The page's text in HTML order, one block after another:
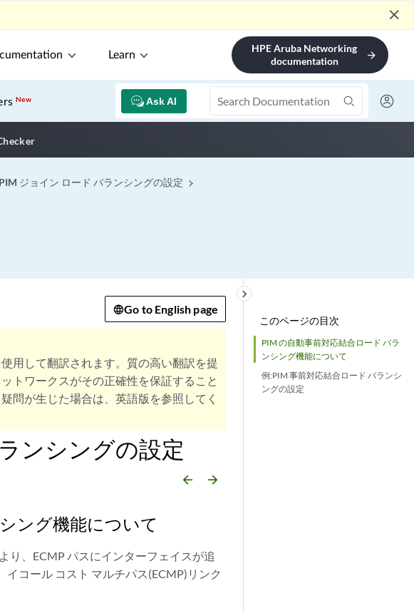
close
Learn
HPE Aruba Networking
documentation
arrow_forward
Ask AI
New
PIM ジョイン ロード バランシングの設定
このページの目次
PIM の自動事前対応結合ロード バラ
ンシング機能について
例:PIM 事前対応結合ロード バランシ
ングの設定
keyboard_arrow_right
Go to English page
用して翻訳されます。質の高い翻訳を提
トワークスがその正確性を保証すること
問が生じた場合は、英語版を参照してく
ンシングの設定
arrow_backward arrow_forward
ング機能について
り、ECMP パスにインターフェイスが追
コール コスト マルチパス(ECMP)リンク